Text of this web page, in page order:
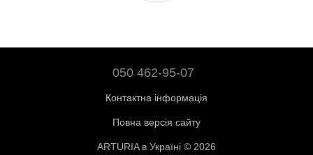
050 462-95-07
Контактна інформація
Повна версія сайту
ARTURIA в Україні © 2026